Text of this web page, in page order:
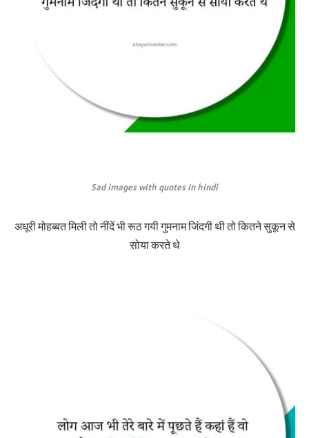
Sad images with quotes in hindi
अधूरी मोहब्बत मिली तो नींदें भी रूठ गयी गुमनाम जिंदगी थी तो कितने सुकून से
सोया करते थे